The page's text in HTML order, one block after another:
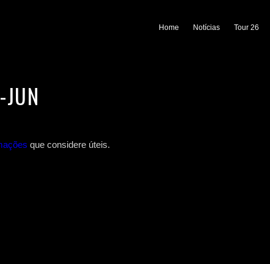
Home Notícias Tour 26
que considere úteis.